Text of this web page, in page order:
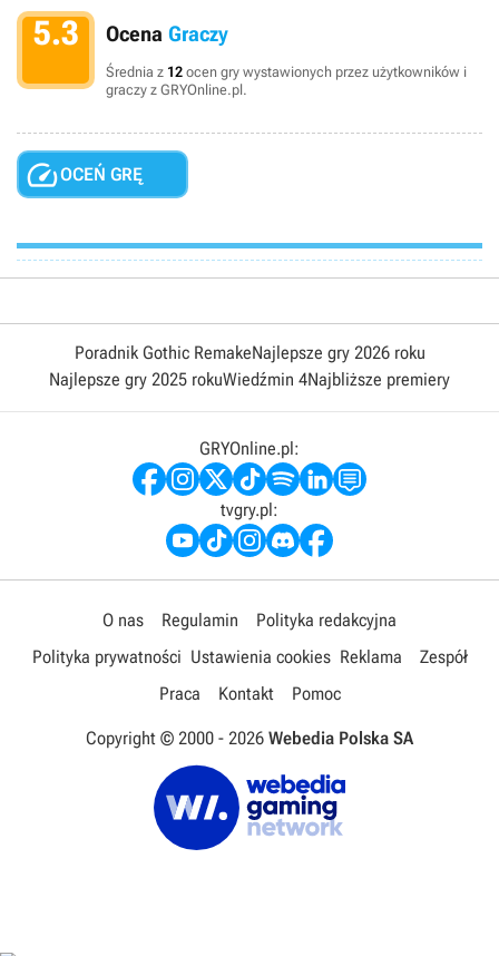
5.3 Ocena Graczy
Średnia z 12 ocen gry wystawionych przez użytkowników i
graczy z GRYOnline.pl.
OCEŃ GRĘ
Poradnik Gothic RemakeNajlepsze gry 2026 roku
Najlepsze gry 2025 rokuWiedźmin 4Najbliższe premiery
GRYOnline.pl:
tvgry.pl:
O nas Regulamin
Polityka redakcyjna
Polityka prywatności Ustawienia cookies Reklama
Zespół
Praca
Kontakt Pomoc
Copyright © 2000 - 2026 Webedia Polska SA